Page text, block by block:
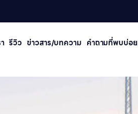
รีวิว ข่าวสาร/บทความ คําถามที่พบบ่อย